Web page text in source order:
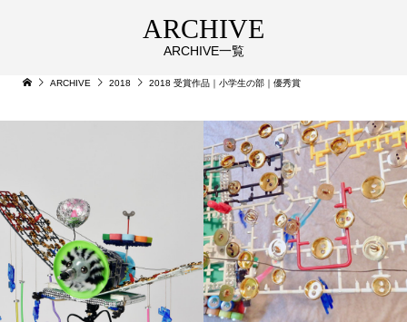
ARCHIVE
ARCHIVE一覧
ARCHIVE 2018 2018 受賞作品｜小学生の部｜優秀賞